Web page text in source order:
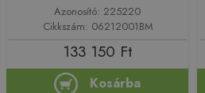
Azonosító: 225220
Cikkszám: 06212001BM
133 150 Ft
Kosárba